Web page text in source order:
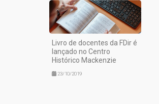
Livro de docentes da FDir é
lançado no Centro
Histórico Mackenzie
23/10/2019